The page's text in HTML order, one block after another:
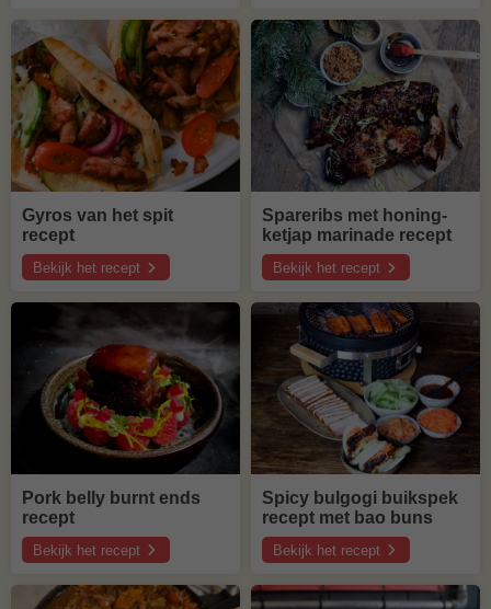
recept
met
pretzel
buns
loaded
potato
recept
Gyros van het spit
recept
Bekijk het recept
over
van
Spareribs met honing-
ketjap marinade recept
Bekijk het recept
over
met
honing-
ketjap
marinade
recept
Pork belly burnt ends
recept
Bekijk het recept
over
Pork
belly
burnt
Spicy bulgogi buikspek
recept met bao buns
Bekijk het recept
over
Spicy
bulgogi
buikspek